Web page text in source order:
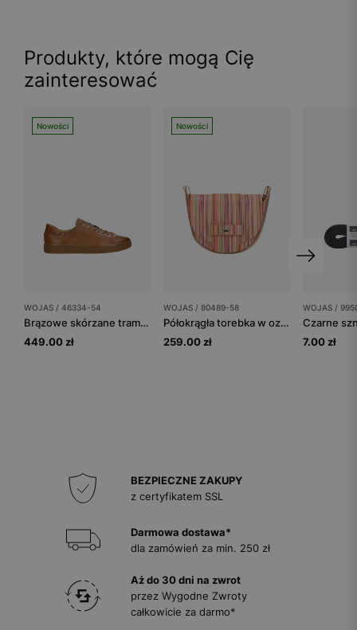
Produkty, które mogą Cię
zainteresować
Nowości
WOJAS / 46334-54
Brązowe skórzane trampki damskie
449.00 zł
Nowości
WOJAS / 80489-58
Półokrągła torebka w ozdobne kolorowe paski
259.00 zł
WOJAS /
7.00 zł
BEZPIECZNE ZAKUPY
z certyfikatem SSL
Darmowa dostawa*
dla zamówień za min. 250 zł
Aż do 30 dni na zwrot
przez Wygodne Zwroty
całkowicie za darmo*